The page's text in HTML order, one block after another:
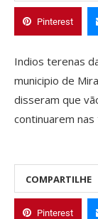
Pinterest
Indios terenas
municipio de
disseram que
continuarem
COMPARTILHE
Pinterest